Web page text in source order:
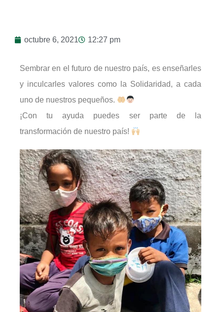
octubre 6, 2021 12:27 pm
Sembrar en el futuro de nuestro país, es enseñarles
y inculcarles valores como la Solidaridad, a cada
uno de nuestros pequeños.
¡Con tu ayuda puedes ser parte de la
transformación de nuestro país!